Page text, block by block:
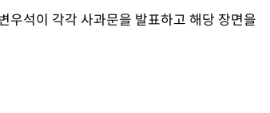
우석이 각각 사과문을 발표하고 해당 장면을